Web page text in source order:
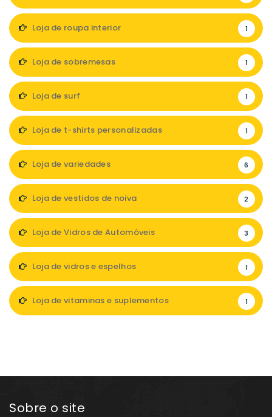
Loja de roupa interior 1
Loja de sobremesas 1
Loja de surf 1
Loja de t-shirts personalizadas 1
Loja de variedades 6
Loja de vestidos de noiva 2
Loja de Vidros de Automóveis 3
Loja de vidros e espelhos 1
Loja de vitaminas e suplementos 1
Sobre o site